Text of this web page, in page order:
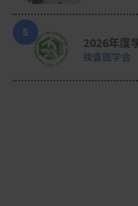
5
2026年度
検査医学会